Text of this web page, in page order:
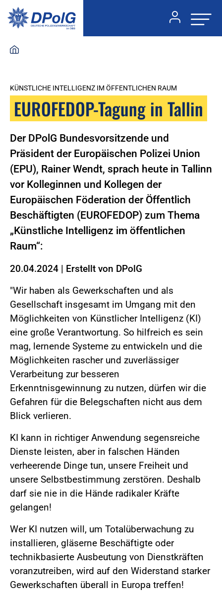
KÜNSTLICHE INTELLIGENZ IM ÖFFENTLICHEN RAUM
EUROFEDOP-Tagung in Tallin
Der DPolG Bundesvorsitzende und
Präsident der Europäischen Polizei Union
(EPU), Rainer Wendt, sprach heute in Tallinn
vor Kolleginnen und Kollegen der
Europäischen Föderation der Öffentlich
Beschäftigten (EUROFEDOP) zum Thema
„Künstliche Intelligenz im öffentlichen
Raum“:
20.04.2024 | Erstellt von DPolG
"Wir haben als Gewerkschaften und als
Gesellschaft insgesamt im Umgang mit den
Möglichkeiten von Künstlicher Intelligenz (KI)
eine große Verantwortung. So hilfreich es sein
mag, lernende Systeme zu entwickeln und die
Möglichkeiten rascher und zuverlässiger
Verarbeitung zur besseren
Erkenntnisgewinnung zu nutzen, dürfen wir die
Gefahren für die Belegschaften nicht aus dem
Blick verlieren.
KI kann in richtiger Anwendung segensreiche
Dienste leisten, aber in falschen Händen
verheerende Dinge tun, unsere Freiheit und
unsere Selbstbestimmung zerstören. Deshalb
darf sie nie in die Hände radikaler Kräfte
gelangen!
Wer KI nutzen will, um Totalüberwachung zu
installieren, gläserne Beschäftigte oder
technikbasierte Ausbeutung von Dienstkräften
voranzutreiben, wird auf den Widerstand starker
Gewerkschaften überall in Europa treffen!